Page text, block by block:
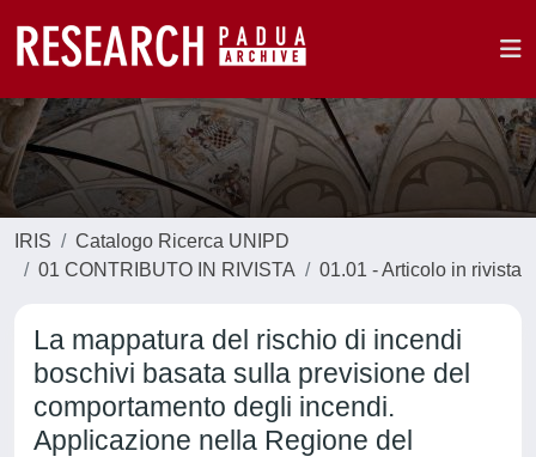
IRIS
Catalogo Ricerca UNIPD
01 CONTRIBUTO IN RIVISTA
01.01 - Articolo in rivista
La mappatura del rischio di incendi
boschivi basata sulla previsione del
comportamento degli incendi.
Applicazione nella Regione del